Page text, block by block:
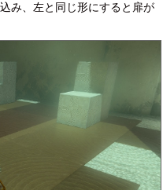
み、左と同じ形にすると扉が